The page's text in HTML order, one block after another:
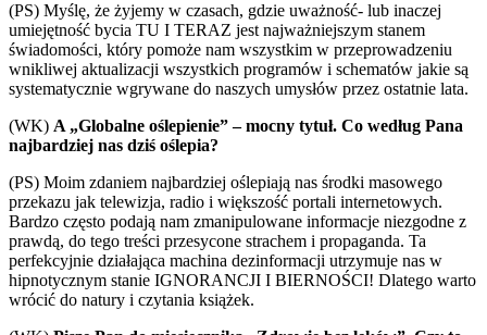
(PS) Myślę, że żyjemy w czasach, gdzie uważność- lub inaczej
umiejętność bycia TU I TERAZ jest najważniejszym stanem
świadomości, który pomoże nam wszystkim w przeprowadzeniu
wnikliwej aktualizacji wszystkich programów i schematów jakie są
systematycznie wgrywane do naszych umysłów przez ostatnie lata.
(WK) A „Globalne oślepienie” – mocny tytuł. Co według Pana
najbardziej nas dziś oślepia?
(PS) Moim zdaniem najbardziej oślepiają nas środki masowego
przekazu jak telewizja, radio i większość portali internetowych.
Bardzo często podają nam zmanipulowane informacje niezgodne z
prawdą, do tego treści przesycone strachem i propaganda. Ta
perfekcyjnie działająca machina dezinformacji utrzymuje nas w
hipnotycznym stanie IGNORANCJI I BIERNOŚCI! Dlatego warto
wrócić do natury i czytania książek.